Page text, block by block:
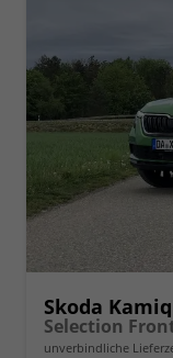
Skoda Kamiq
unverbindliche